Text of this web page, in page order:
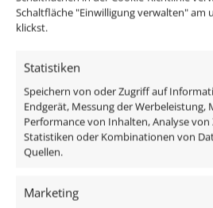
Schaltfläche "Einwilligung verwalten" am
klickst.
Statistiken
Speichern von oder Zugriff auf
Endgerät, Messung der Werbeleistung,
Performance von Inhalten, Analyse
Statistiken oder Kombinationen von
Quellen.
Marketing
Farbe
Ähnliche Produkte